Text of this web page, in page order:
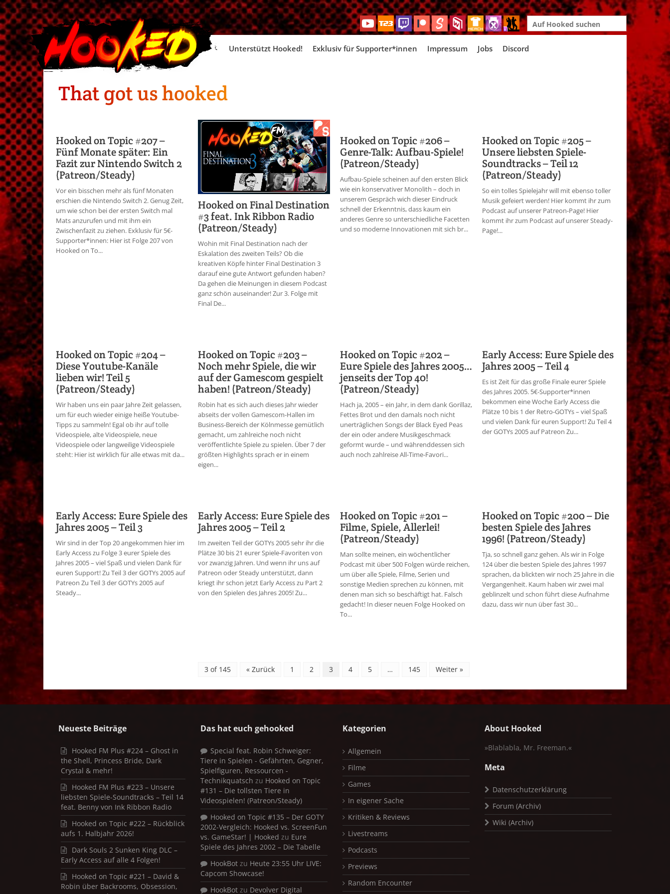
Search
for:
Skip
Unterstützt Hooked! Exklusiv für Supporter*innen Impressum Jobs Discord
That got us hooked
Hooked on Topic #207 –
Fünf Monate später: Ein
Fazit zur Nintendo Switch 2
(Patreon/Steady)
Vor ein bisschen mehr als fünf Monaten
erschien die Nintendo Switch 2. Genug Zeit,
um wie schon bei der ersten Switch mal
Mats anzurufen und mit ihm ein
Zwischenfazit zu ziehen. Exklusiv für 5€-
Supporter*innen: Hier ist Folge 207 von
Hooked on To...
Hooked on Final Destination
#3 feat. Ink Ribbon Radio
(Patreon/Steady)
Wohin mit Final Destination nach der
Eskalation des zweiten Teils? Ob die
kreativen Köpfe hinter Final Destination 3
darauf eine gute Antwort gefunden haben?
Da gehen die Meinungen in diesem Podcast
ganz schön auseinander! Zur 3. Folge mit
Final De...
Hooked on Topic #206 –
Genre-Talk: Aufbau-Spiele!
(Patreon/Steady)
Aufbau-Spiele scheinen auf den ersten Blick
wie ein konservativer Monolith – doch in
unserem Gespräch wich dieser Eindruck
schnell der Erkenntnis, dass kaum ein
anderes Genre so unterschiedliche Facetten
und so moderne Innovationen mit sich br...
Hooked on Topic #205 –
Unsere liebsten Spiele-
Soundtracks – Teil 12
(Patreon/Steady)
So ein tolles Spielejahr will mit ebenso toller
Musik gefeiert werden! Hier kommt ihr zum
Podcast auf unserer Patreon-Page! Hier
kommt ihr zum Podcast auf unserer Steady-
Page!...
Hooked on Topic #204 –
Diese Youtube-Kanäle
lieben wir! Teil 5
(Patreon/Steady)
Wir haben uns ein paar Jahre Zeit gelassen,
um für euch wieder einige heiße Youtube-
Tipps zu sammeln! Egal ob ihr auf tolle
Videospiele, alte Videospiele, neue
Videospiele oder langweilige Videospiele
steht: Hier ist wirklich für alle etwas mit da...
Hooked on Topic #203 –
Noch mehr Spiele, die wir
auf der Gamescom gespielt
haben! (Patreon/Steady)
Robin hat es sich auch dieses Jahr wieder
abseits der vollen Gamescom-Hallen im
Business-Bereich der Kölnmesse gemütlich
gemacht, um zahlreiche noch nicht
veröffentlichte Spiele zu spielen. Über 7 der
größten Highlights sprach er in einem
eigen...
Hooked on Topic #202 –
Eure Spiele des Jahres 2005…
jenseits der Top 40!
(Patreon/Steady)
Hach ja, 2005 – ein Jahr, in dem dank Gorillaz,
Fettes Brot und den damals noch nicht
unerträglichen Songs der Black Eyed Peas
der ein oder andere Musikgeschmack
geformt wurde – und währenddessen sich
auch noch zahlreise All-Time-Favori...
Early Access: Eure Spiele des
Jahres 2005 – Teil 4
Es ist Zeit für das große Finale eurer Spiele
des Jahres 2005. 5€-Supporter*innen
bekommen eine Woche Early Access die
Plätze 10 bis 1 der Retro-GOTYs – viel Spaß
und vielen Dank für euren Support! Zu Teil 4
der GOTYs 2005 auf Patreon Zu...
Early Access: Eure Spiele des
Jahres 2005 – Teil 3
Wir sind in der Top 20 angekommen hier im
Early Access zu Folge 3 eurer Spiele des
Jahres 2005 – viel Spaß und vielen Dank für
euren Support! Zu Teil 3 der GOTYs 2005 auf
Patreon Zu Teil 3 der GOTYs 2005 auf
Steady...
Early Access: Eure Spiele des
Jahres 2005 – Teil 2
Im zweiten Teil der GOTYs 2005 sehr ihr die
Plätze 30 bis 21 eurer Spiele-Favoriten von
vor zwanzig Jahren. Und wenn ihr uns auf
Patreon oder Steady unterstützt, dann
kriegt ihr schon jetzt Early Access zu Part 2
von den Spielen des Jahres 2005! Zu...
Hooked on Topic #201 –
Filme, Spiele, Allerlei!
(Patreon/Steady)
Man sollte meinen, ein wöchentlicher
Podcast mit über 500 Folgen würde reichen,
um über alle Spiele, Filme, Serien und
sonstige Medien sprechen zu können, mit
denen man sich so beschäftigt hat. Falsch
gedacht! In dieser neuen Folge Hooked on
To...
Hooked on Topic #200 – Die
besten Spiele des Jahres
1996! (Patreon/Steady)
Tja, so schnell ganz gehen. Als wir in Folge
124 über die besten Spiele des Jahres 1997
sprachen, da blickten wir noch 25 Jahre in die
Vergangenheit. Kaum haben wir zwei mal
geblinzelt und schon führt diese Aufnahme
dazu, dass wir nun über fast 30...
3 of 145 « Zurück 1 2 3 4 5 … 145 Weiter »
Neueste Beiträge
Hooked FM Plus #224 – Ghost in
the Shell, Princess Bride, Dark
Crystal & mehr!
Hooked FM Plus #223 – Unsere
liebsten Spiele-Soundtracks – Teil 14
feat. Benny von Ink Ribbon Radio
Hooked on Topic #222 – Rückblick
aufs 1. Halbjahr 2026!
Dark Souls 2 Sunken King DLC –
Early Access auf alle 4 Folgen!
Hooked on Topic #221 – David &
Robin über Backrooms, Obsession,
Das hat euch gehooked
Special feat. Robin Schweiger:
Tiere in Spielen - Gefährten, Gegner,
Spielfiguren, Ressourcen -
Technikquatsch zu Hooked on Topic
#131 – Die tollsten Tiere in
Videospielen! (Patreon/Steady)
Hooked on Topic #135 – Der GOTY
2002-Vergleich: Hooked vs. ScreenFun
vs. GameStar! | Hooked zu Eure
Spiele des Jahres 2002 – Die Tabelle
HookBot zu Heute 23:55 Uhr LIVE:
Capcom Showcase!
HookBot zu Devolver Digital
Kategorien
Allgemein
Filme
Games
In eigener Sache
Kritiken & Reviews
Livestreams
Podcasts
Previews
Random Encounter
About Hooked
»Blablabla, Mr. Freeman.«
Meta
Datenschutzerklärung
Forum (Archiv)
Wiki (Archiv)